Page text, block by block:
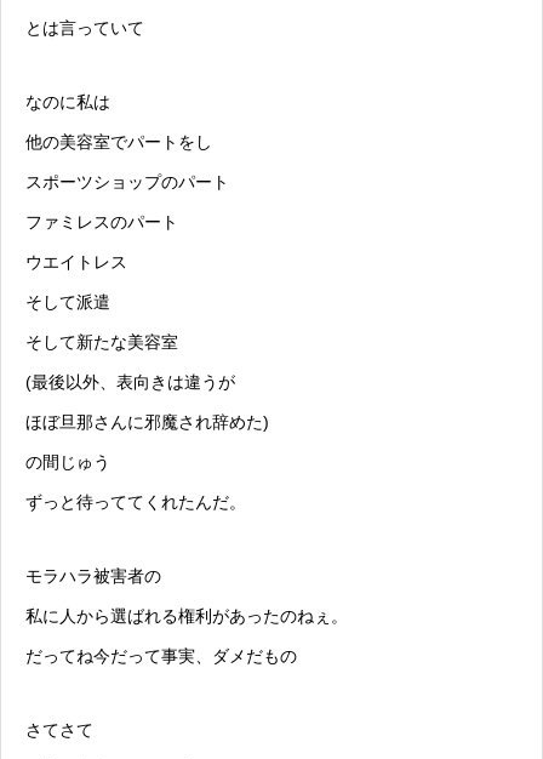
とは言っていて
なのに私は
他の美容室でパートをし
スポーツショップのパート
ファミレスのパート
ウエイトレス
そして派遣
そして新たな美容室
(最後以外、表向きは違うが
ほぼ旦那さんに邪魔され辞めた)
の間じゅう
ずっと待っててくれたんだ。
モラハラ被害者の
私に人から選ばれる権利があったのねぇ。
だってね今だって事実、ダメだもの
さてさて